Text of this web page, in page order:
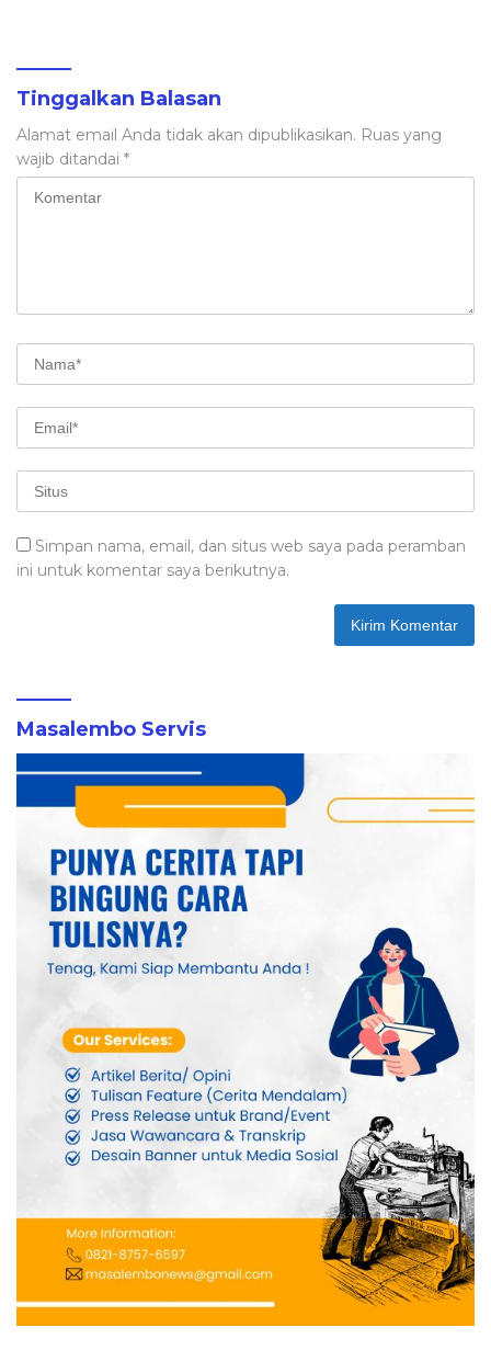
Tinggalkan Balasan
Alamat email Anda tidak akan dipublikasikan. Ruas yang
wajib ditandai *
Simpan nama, email, dan situs web saya pada peramban
ini untuk komentar saya berikutnya.
Masalembo Servis